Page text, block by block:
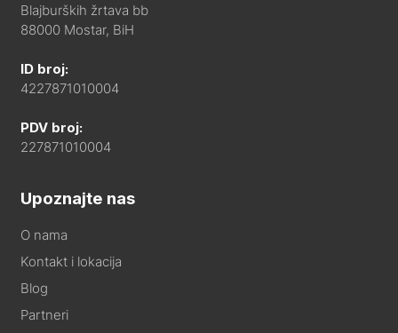
Blajburških žrtava bb
88000 Mostar, BiH
ID broj:
4227871010004
PDV broj:
227871010004
Upoznajte nas
O nama
Kontakt i lokacija
Blog
Partneri